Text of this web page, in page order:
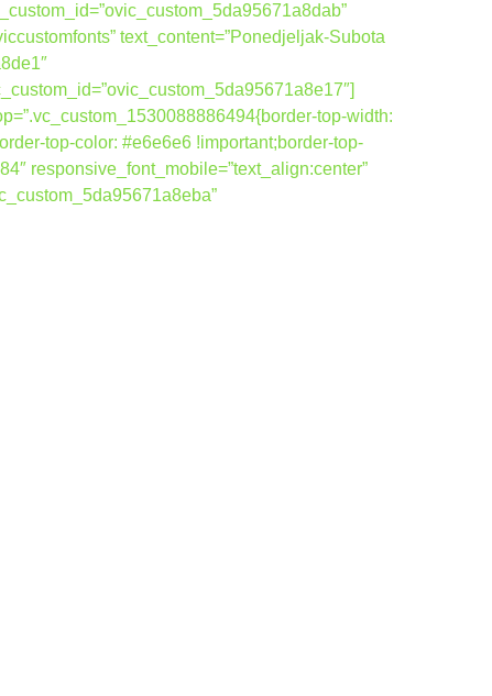
text_content=”Ponedjeljak-Subota
top-width:
top-color: #e6e6e6 !important;border-top-
responsive_font_mobile=”text_align:center”